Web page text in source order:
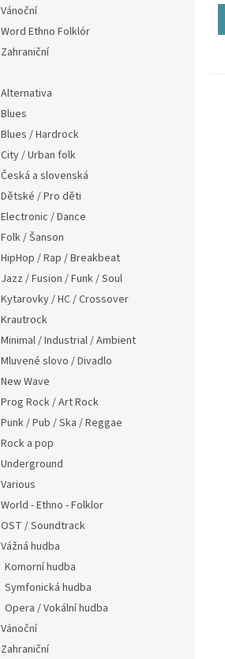
Vánoční
Word Ethno Folklór
Zahraniční
Alternativa
Blues
Blues / Hardrock
City / Urban folk
Česká a slovenská
Dětské / Pro děti
Electronic / Dance
Folk / Šanson
HipHop / Rap / Breakbeat
Jazz / Fusion / Funk / Soul
Kytarovky / HC / Crossover
Krautrock
Minimal / Industrial / Ambient
Mluvené slovo / Divadlo
New Wave
Prog Rock / Art Rock
Punk / Pub / Ska / Reggae
Rock a pop
Underground
Various
World - Ethno - Folklor
OST / Soundtrack
Vážná hudba
Komorní hudba
Symfonická hudba
Opera / Vokální hudba
Vánoční
Zahraniční